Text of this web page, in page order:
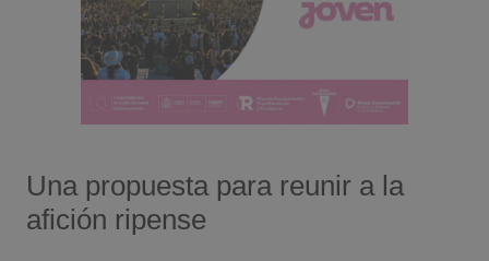
Una propuesta para reunir a la
afición ripense